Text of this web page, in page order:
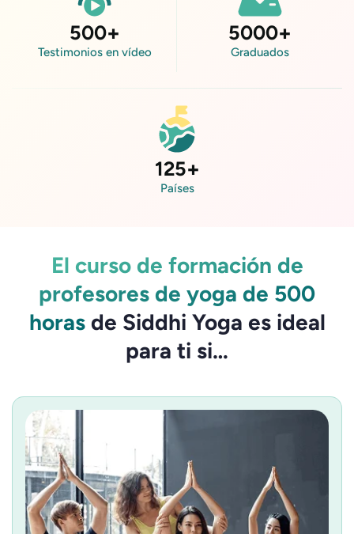
500+
Testimonios en vídeo
5000+
Graduados
125+
Países
El curso de formación de
profesores de yoga de 500
horasde Siddhi Yoga es ideal
para ti si…